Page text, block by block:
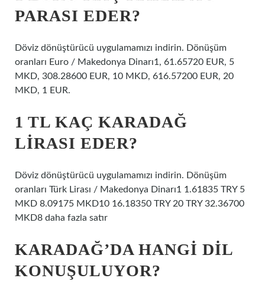
PARASI EDER?
Döviz dönüştürücü uygulamamızı indirin. Dönüşüm
oranları Euro / Makedonya Dinarı1, 61.65720 EUR, 5
MKD, 308.28600 EUR, 10 MKD, 616.57200 EUR, 20
MKD, 1 EUR.
1 TL KAÇ KARADAĞ
LIRASI EDER?
Döviz dönüştürücü uygulamamızı indirin. Dönüşüm
oranları Türk Lirası / Makedonya Dinarı1 1.61835 TRY 5
MKD 8.09175 MKD10 16.18350 TRY 20 TRY 32.36700
MKD8 daha fazla satır
KARADAĞ’DA HANGI DIL
KONUŞULUYOR?